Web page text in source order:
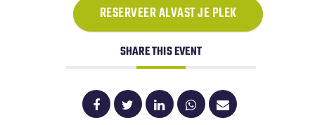
RESERVEER ALVAST JE PLEK
SHARE THIS EVENT